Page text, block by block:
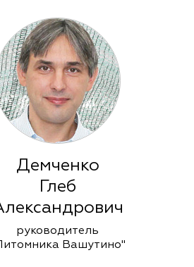
Демченко
Глеб
руководитель
Вашутино"